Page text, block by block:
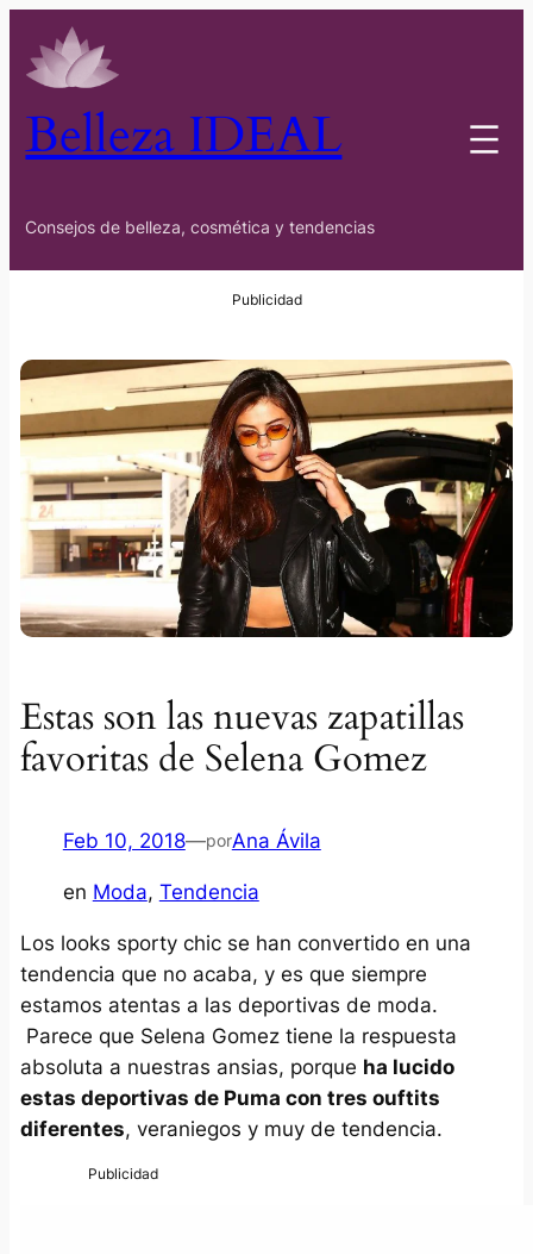
Belleza IDEAL
Consejos de belleza, cosmética y tendencias
Estas son las nuevas zapatillas
favoritas de Selena Gomez
Feb 10, 2018—porAna Ávila
en Moda, Tendencia
Los looks sporty chicse han convertido en una
tendencia que no acaba, y es que siempre
estamos atentas a las deportivas de moda.
Parece que Selena Gomez tiene la respuesta
absoluta a nuestras ansias, porque ha lucido
estas deportivas de Puma con tres ouftits
diferentes, veraniegos y muy de tendencia.